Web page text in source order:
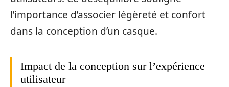
l’importance d’associer légèreté et confort
dans la conception d’un casque.
Impact de la conception sur l’expérience
utilisateur